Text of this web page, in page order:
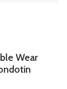
Wear